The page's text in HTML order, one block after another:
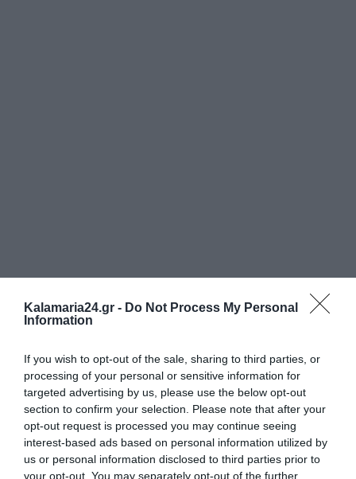
Kalamaria24.gr - Do Not Process My Personal
Information
If you wish to opt-out of the sale, sharing to third parties, or
processing of your personal or sensitive information for
targeted advertising by us, please use the below opt-out
section to confirm your selection. Please note that after your
opt-out request is processed you may continue seeing
interest-based ads based on personal information utilized by
us or personal information disclosed to third parties prior to
your opt-out. You may separately opt-out of the further